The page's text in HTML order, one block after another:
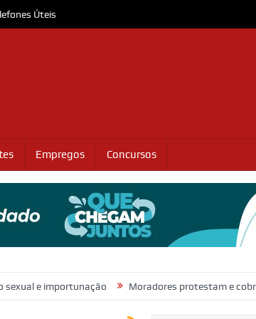
Úteis
Empregos Concursos
Moradores protestam e cobram